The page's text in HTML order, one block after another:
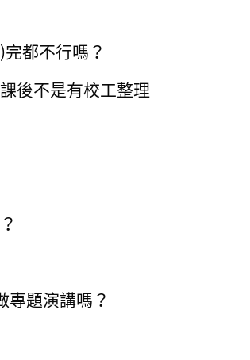
都不行嗎？
後不是有校工整理
題演講嗎？